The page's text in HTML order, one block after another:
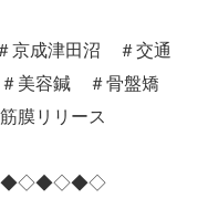
成津田沼 ＃交通
美容鍼 ＃骨盤矯
膜リリース